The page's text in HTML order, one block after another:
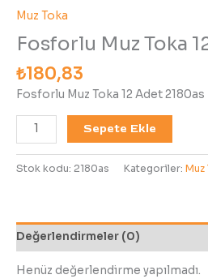
Muz Toka
Fosforlu Muz Toka
₺180,83
Fosforlu Muz Toka 12 Adet 2180as
Sepete Ekle
Stok kodu: 2180as Kategoriler: Muz
Değerlendirmeler (0)
Henüz değerlendirme yapılmadı.